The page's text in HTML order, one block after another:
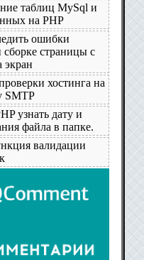
таблиц MySql и
на PHP
ошибки
сборке страницы с
экран
хостинга на
SMTP
узнать дату и
файла в папке.
валидации